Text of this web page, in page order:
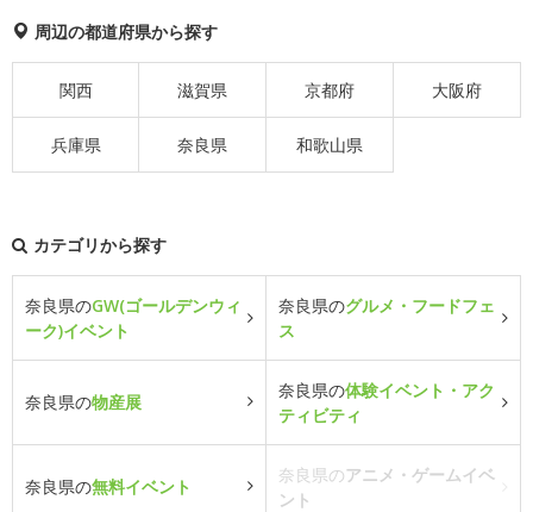
周辺の都道府県から探す
関西 滋賀県 京都府 大阪府
兵庫県 奈良県 和歌山県
カテゴリから探す
奈良県のGW(ゴールデンウィ
ーク)イベント
奈良県のグルメ・フードフェ
ス
奈良県の物産展
奈良県の体験イベント・アク
ティビティ
奈良県の無料イベント
奈良県のアニメ・ゲームイベ
ント